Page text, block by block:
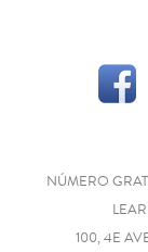
NÚMERO
100, 4E